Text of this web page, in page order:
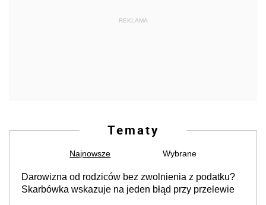
REKLAMA
Tematy
Najnowsze Wybrane
Darowizna od rodziców bez zwolnienia z podatku?
Skarbówka wskazuje na jeden błąd przy przelewie